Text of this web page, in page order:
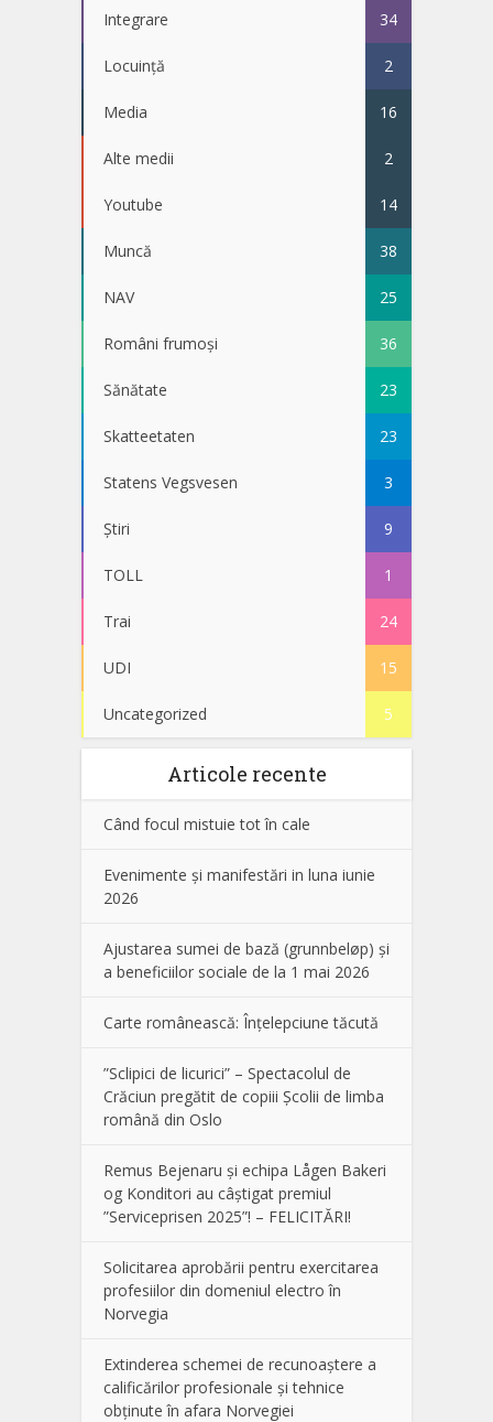
Integrare 34
Locuință 2
Media 16
Alte medii 2
Youtube 14
Muncă 38
NAV 25
Români frumoși 36
Sănătate 23
Skatteetaten 23
Statens Vegsvesen 3
Știri 9
TOLL 1
Trai 24
UDI 15
Uncategorized 5
Articole recente
Când focul mistuie tot în cale
Evenimente și manifestări in luna iunie
2026
Ajustarea sumei de bază (grunnbeløp) și
a beneficiilor sociale de la 1 mai 2026
Carte românească: Înțelepciune tăcută
”Sclipici de licurici” – Spectacolul de
Crăciun pregătit de copiii Școlii de limba
română din Oslo
Remus Bejenaru și echipa Lågen Bakeri
og Konditori au câștigat premiul
”Serviceprisen 2025”! – FELICITĂRI!
Solicitarea aprobării pentru exercitarea
profesiilor din domeniul electro în
Norvegia
Extinderea schemei de recunoaștere a
calificărilor profesionale și tehnice
obținute în afara Norvegiei